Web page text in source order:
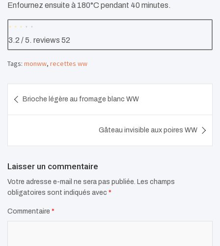
Enfournez ensuite à 180°C pendant 40 minutes.
3.2 / 5. reviews 52
Tags: monww, recettes ww
de
Brioche légère au fromage blanc WW
Gâteau invisible aux poires WW
Laisser un commentaire
Votre adresse e-mail ne sera pas publiée. Les champs
obligatoires sont indiqués avec *
Commentaire *